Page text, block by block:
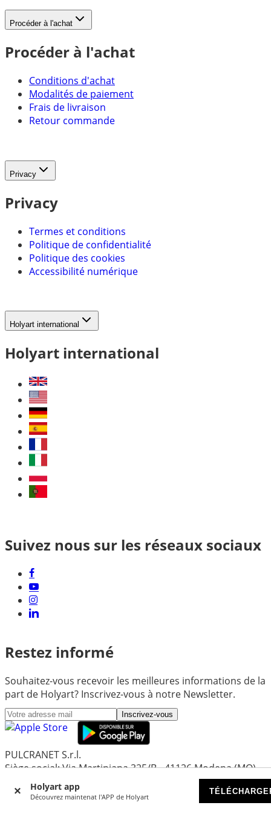
Holyart app
Découvrez maintenat l'APP de Holyart
Procéder à l'achat
Procéder à l'achat
Conditions d'achat
Modalités de paiement
Frais de livraison
Retour commande
Privacy
Privacy
Termes et conditions
Politique de confidentialité
Politique des cookies
Accessibilité numérique
Holyart international
Holyart international
Suivez nous sur les réseaux sociaux
Restez informé
Souhaitez-vous recevoir les meilleures informations de la
part de Holyart? Inscrivez-vous à notre Newsletter.
Inscrivez-vous
PULCRANET S.r.l.
Siège social: Via Martiniana 325/B - 41126 Modena (MO) -
Siège et administration: Via Emore Tirelli 30 - 42122